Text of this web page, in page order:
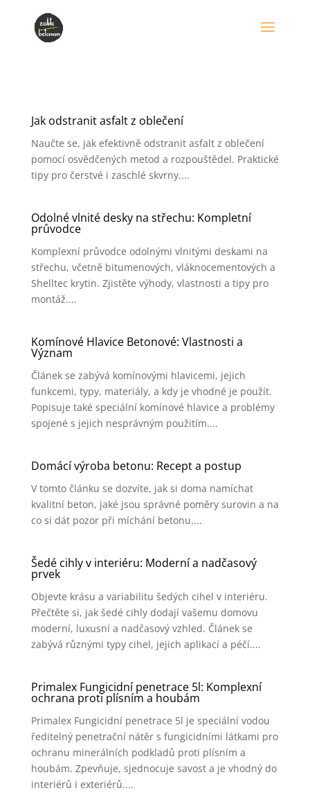
Jak odstranit asfalt z oblečení
Naučte se, jak efektivně odstranit asfalt z oblečení
pomocí osvědčených metod a rozpouštědel. Praktické
tipy pro čerstvé i zaschlé skvrny....
Odolné vlnité desky na střechu: Kompletní
průvodce
Komplexní průvodce odolnými vlnitými deskami na
střechu, včetně bitumenových, vláknocementových a
Shelltec krytin. Zjistěte výhody, vlastnosti a tipy pro
montáž....
Komínové Hlavice Betonové: Vlastnosti a
Význam
Článek se zabývá komínovými hlavicemi, jejich
funkcemi, typy, materiály, a kdy je vhodné je použít.
Popisuje také speciální komínové hlavice a problémy
spojené s jejich nesprávným použitím....
Domácí výroba betonu: Recept a postup
V tomto článku se dozvíte, jak si doma namíchat
kvalitní beton, jaké jsou správné poměry surovin a na
co si dát pozor při míchání betonu....
Šedé cihly v interiéru: Moderní a nadčasový
prvek
Objevte krásu a variabilitu šedých cihel v interiéru.
Přečtěte si, jak šedé cihly dodají vašemu domovu
moderní, luxusní a nadčasový vzhled. Článek se
zabývá různými typy cihel, jejich aplikací a péčí....
Primalex Fungicidní penetrace 5l: Komplexní
ochrana proti plísním a houbám
Primalex Fungicidní penetrace 5l je speciální vodou
ředitelný penetrační nátěr s fungicidními látkami pro
ochranu minerálních podkladů proti plísním a
houbám. Zpevňuje, sjednocuje savost a je vhodný do
interiérů i exteriérů....